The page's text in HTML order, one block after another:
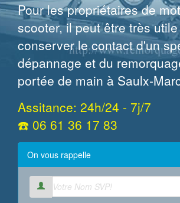
Pour les propriétaires de
scooter, il peut être très
conserver le contact d'un
dépannage et du
portée de main à Saulx-
Assitance: 24h/24 - 7j/7
☎️ 06 61 36 17 83
On vous rappelle